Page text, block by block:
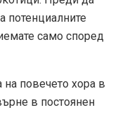
потенциалните
само според
повечето хора в
в постоянен